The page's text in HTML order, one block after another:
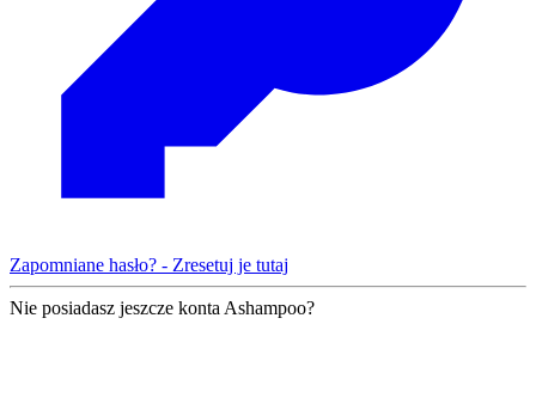
Zapomniane hasło? - Zresetuj je tutaj
Nie posiadasz jeszcze konta Ashampoo?